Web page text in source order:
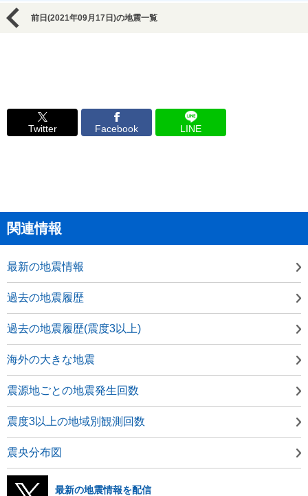
前日(2021年09月17日)の地震一覧
Twitter Facebook LINE
関連情報
最新の地震情報
過去の地震履歴
過去の地震履歴(震度3以上)
海外の大きな地震
震源地ごとの地震発生回数
震度3以上の地域別観測回数
震央分布図
最新の地震情報を配信